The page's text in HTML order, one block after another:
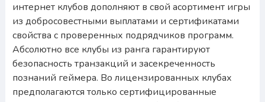
интернет клубов дополняют в свой асортимент игры
из добросовестными выплатами и сертификатами
свойства с проверенных подрядчиков программ.
Абсолютно все клубы из ранга гарантируют
безопасность транзакций и засекреченность
познаний геймера. Во лицензированных клубах
предполагаются только сертифицированные